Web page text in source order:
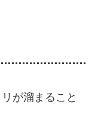
が溜まること